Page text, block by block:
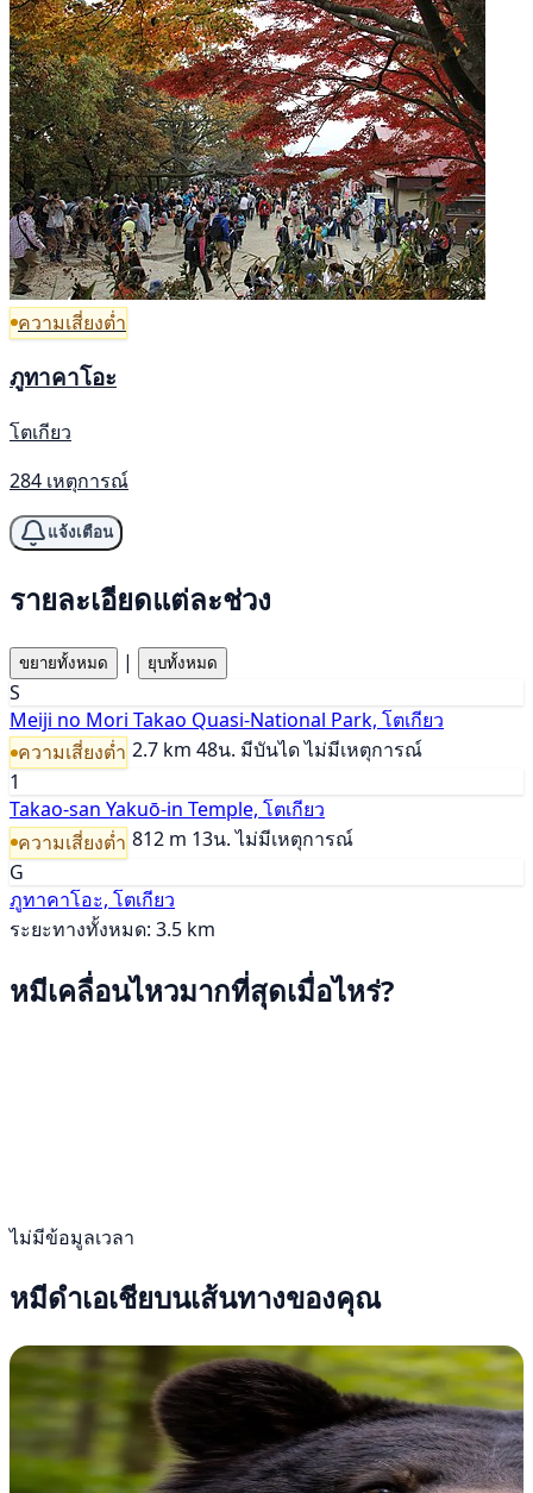
ความเสี่ยงต่ำ
ภูทาคาโอะ
โตเกียว
284 เหตุการณ์
แจ้งเตือน
รายละเอียดแต่ละช่วง
ขยายทั้งหมด | ยุบทั้งหมด
S
Meiji no Mori Takao Quasi-National Park, โตเกียว
ความเสี่ยงต่ำ 2.7 km 48น. มีบันไดไม่มีเหตุการณ์
1
Takao-san Yakuō-in Temple, โตเกียว
ความเสี่ยงต่ำ 812 m 13น. ไม่มีเหตุการณ์
G
ภูทาคาโอะ, โตเกียว
ระยะทางทั้งหมด: 3.5 km
หมีเคลื่อนไหวมากที่สุดเมื่อไหร่?
ไม่มีข้อมูลเวลา
หมีดำเอเชียบนเส้นทางของคุณ